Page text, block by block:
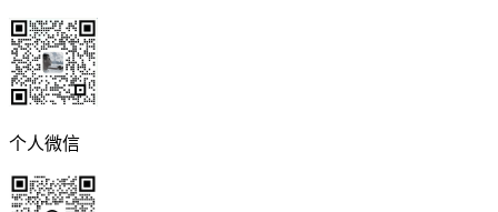
个人微信